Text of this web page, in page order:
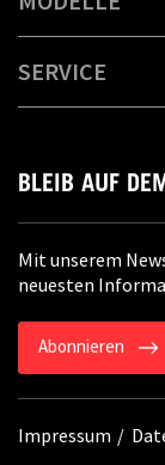
SERVICE
BLEIB AUF
Mit unserem
neuesten
Abonnieren
Impressum